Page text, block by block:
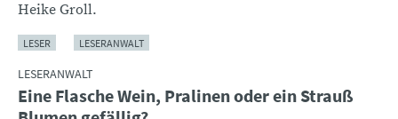
Heike Groll.
LESER LESERANWALT
LESERANWALT
Eine Flasche Wein, Pralinen oder ein Strauß